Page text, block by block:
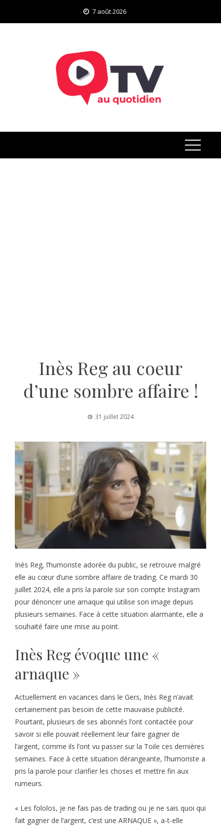
7 août 2026
Inès Reg au coeur
d’une sombre affaire !
31 juillet 2024
Inès Reg, l’humoriste adorée du public, se retrouve malgré
elle au cœur d’une sombre affaire de trading. Ce mardi 30
juillet 2024, elle a pris la parole sur son compte Instagram
pour dénoncer une arnaque qui utilise son image depuis
plusieurs semaines. Face à cette situation alarmante, elle a
souhaité faire une mise au point.
Inès Reg évoque une «
arnaque »
Actuellement en vacances dans le Gers, Inès Reg n’avait
certainement pas besoin de cette mauvaise publicité.
Pourtant, plusieurs de ses abonnés l’ont contactée pour
savoir si elle pouvait réellement leur faire gagner de
l’argent, comme ils l’ont vu passer sur la Toile ces dernières
semaines. Face à cette situation dérangeante, l’humoriste a
pris la parole pour clarifier les choses et mettre fin aux
rumeurs.
« Les fololos, je ne fais pas de trading ou je ne sais quoi qui
fait gagner de l’argent, c’est une ARNAQUE », a-t-elle